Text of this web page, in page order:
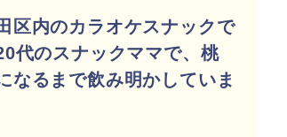
区内のカラオケスナックで
代のスナックママで、桃
なるまで飲み明かしていま